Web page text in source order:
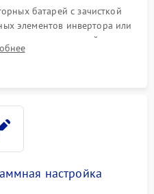
батарей с зачисткой
элементов инвертора или
новых радиодеталей.
токоведущих дорожек и
настройка